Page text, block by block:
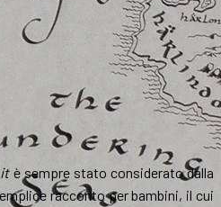
è sempre stato considerato dalla
racconto per bambini, il cui